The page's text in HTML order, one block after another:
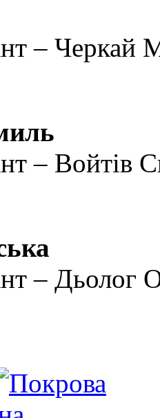
– Черкай
– Войтів
– Дьолог